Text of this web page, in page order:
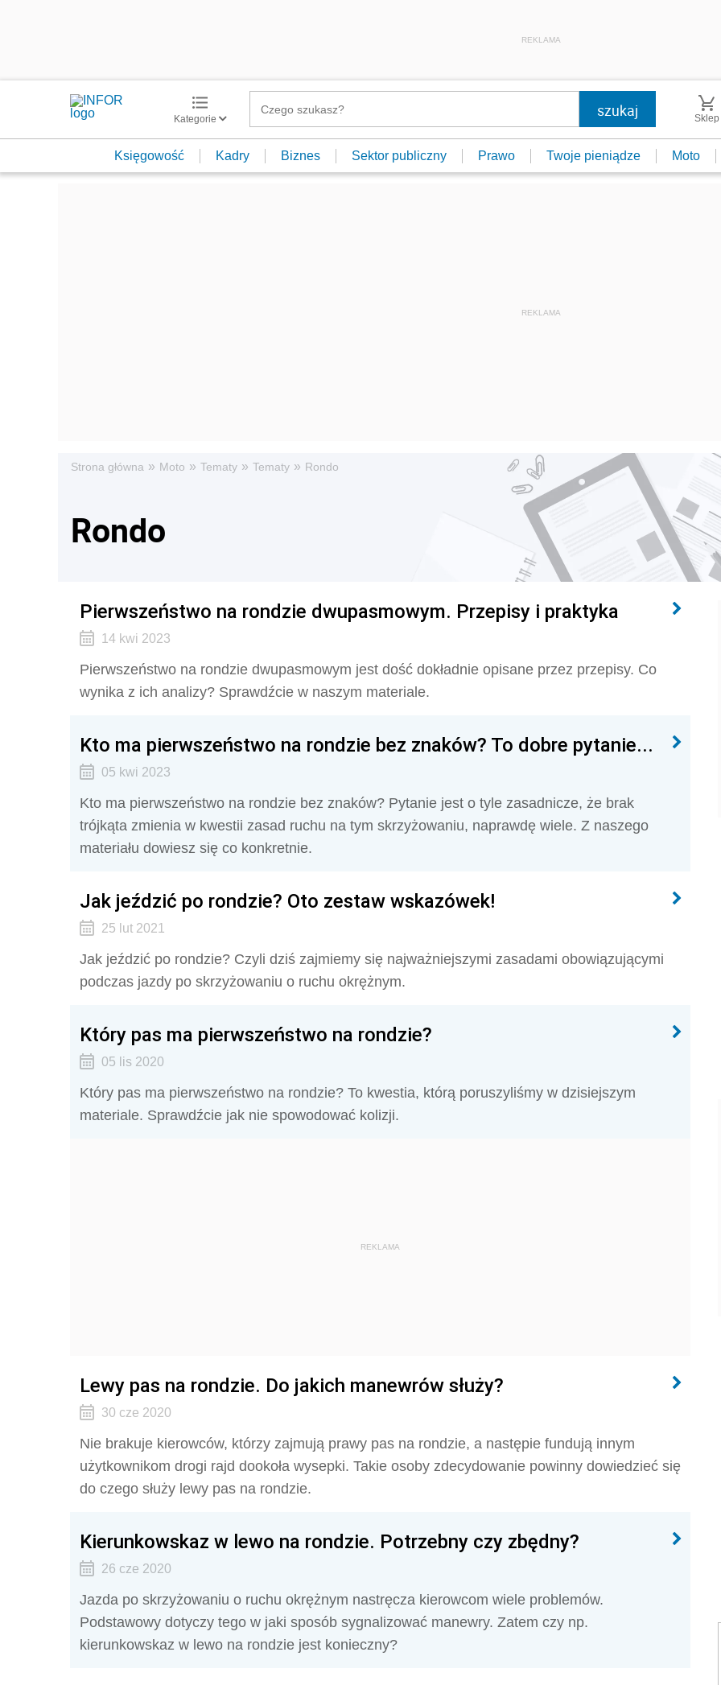
REKLAMA
Kategorie Sklep
Księgowość Kadry Biznes Sektor publiczny Prawo Twoje pieniądze Moto
Strona główna » Moto » Tematy » Tematy » Rondo
Rondo
Pierwszeństwo na rondzie dwupasmowym. Przepisy i praktyka
14 kwi 2023
Pierwszeństwo na rondzie dwupasmowym jest dość dokładnie opisane przez przepisy. Co
wynika z ich analizy? Sprawdźcie w naszym materiale.
Kto ma pierwszeństwo na rondzie bez znaków? To dobre pytanie...
05 kwi 2023
Kto ma pierwszeństwo na rondzie bez znaków? Pytanie jest o tyle zasadnicze, że brak
trójkąta zmienia w kwestii zasad ruchu na tym skrzyżowaniu, naprawdę wiele. Z naszego
materiału dowiesz się co konkretnie.
Jak jeździć po rondzie? Oto zestaw wskazówek!
25 lut 2021
Jak jeździć po rondzie? Czyli dziś zajmiemy się najważniejszymi zasadami obowiązującymi
podczas jazdy po skrzyżowaniu o ruchu okrężnym.
Który pas ma pierwszeństwo na rondzie?
05 lis 2020
Który pas ma pierwszeństwo na rondzie? To kwestia, którą poruszyliśmy w dzisiejszym
materiale. Sprawdźcie jak nie spowodować kolizji.
REKLAMA
Lewy pas na rondzie. Do jakich manewrów służy?
30 cze 2020
Nie brakuje kierowców, którzy zajmują prawy pas na rondzie, a następie fundują innym
użytkownikom drogi rajd dookoła wysepki. Takie osoby zdecydowanie powinny dowiedzieć się
do czego służy lewy pas na rondzie.
Kierunkowskaz w lewo na rondzie. Potrzebny czy zbędny?
26 cze 2020
Jazda po skrzyżowaniu o ruchu okrężnym nastręcza kierowcom wiele problemów.
Podstawowy dotyczy tego w jaki sposób sygnalizować manewry. Zatem czy np.
kierunkowskaz w lewo na rondzie jest konieczny?